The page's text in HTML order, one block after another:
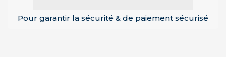
Pour garantir la sécurité & de paiement sécurisé